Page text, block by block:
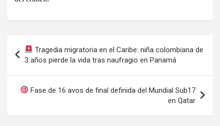
de
entradas
Tragedia migratoria en el Caribe: niña colombiana de
3 años pierde la vida tras naufragio en Panamá
Fase de 16 avos de final definida del Mundial Sub17
en Qatar